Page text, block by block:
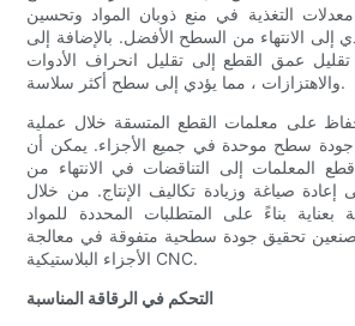
التغذية في منع ذوبان المواد وتحسين
إلى الانتهاء من السطح الأفضل. بالإضافة إلى
عمق القطع إلى تقليل انحراف الأدوات
والاهتزازات ، مما يؤدي إلى سطح أكثر سلاسة.
على معلمات القطع المتسقة خلال عملية
جودة سطح موحدة في جميع الأجزاء. يمكن أن
المعلمات إلى التناقضات في الانتهاء من
صياغة وزيادة تكاليف الإنتاج. من خلال
بعناية بناءً على المتطلبات المحددة للمواد
تحقيق جودة سطحية متفوقة في معالجة
الأجزاء البلاستيكية CNC.
التحكم في الرقاقة المناسبة